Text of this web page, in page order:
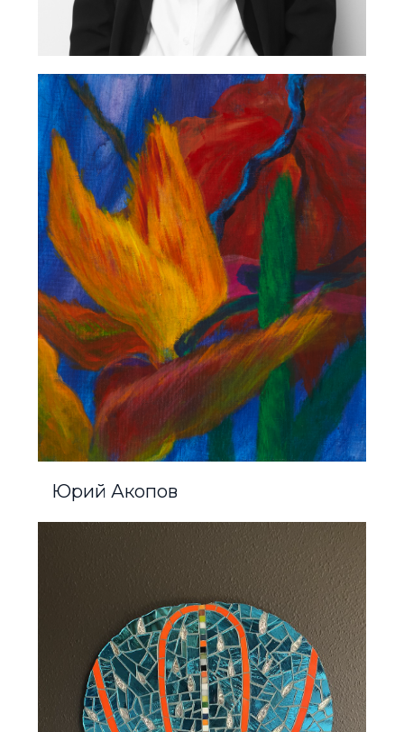
Юрий Акопов